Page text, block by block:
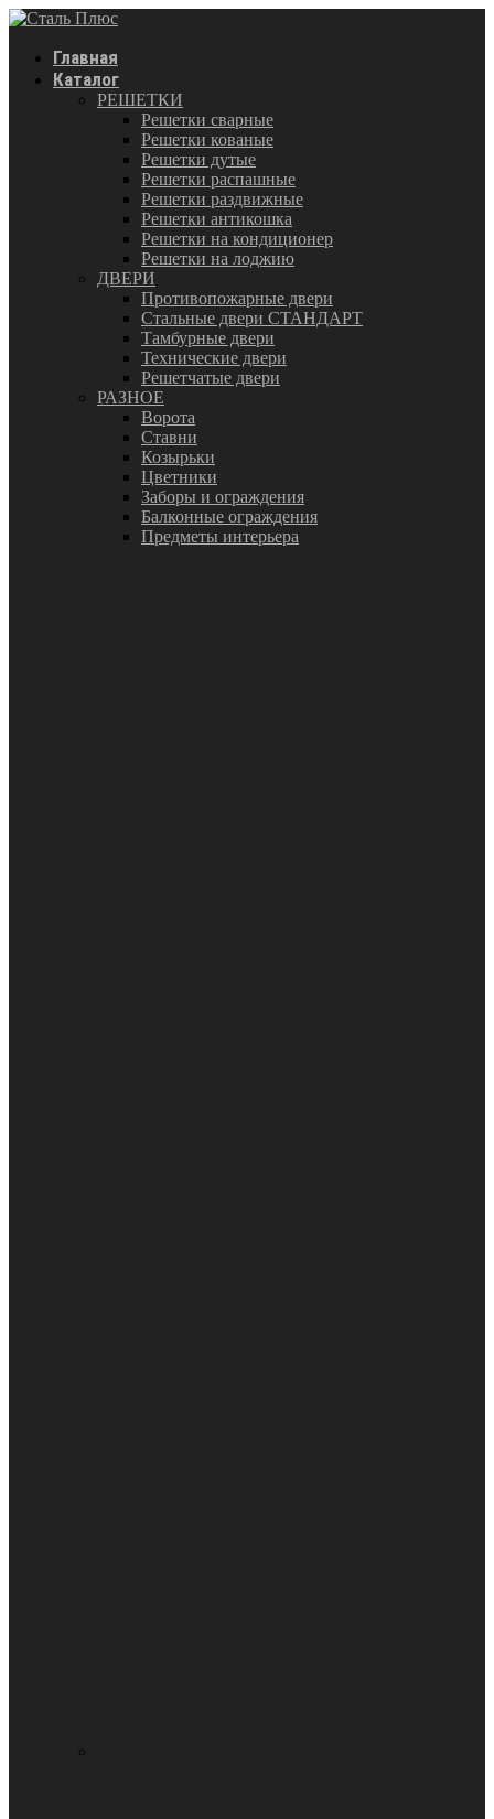
Главная
Каталог
РЕШЕТКИ
Решетки сварные
Решетки кованые
Решетки дутые
Решетки распашные
Решетки раздвижные
Решетки антикошка
Решетки на кондиционер
Решетки на лоджию
ДВЕРИ
Противопожарные двери
Стальные двери СТАНДАРТ
Тамбурные двери
Технические двери
Решетчатые двери
РАЗНОЕ
Ворота
Ставни
Козырьки
Цветники
Заборы и ограждения
Балконные ограждения
Предметы интерьера